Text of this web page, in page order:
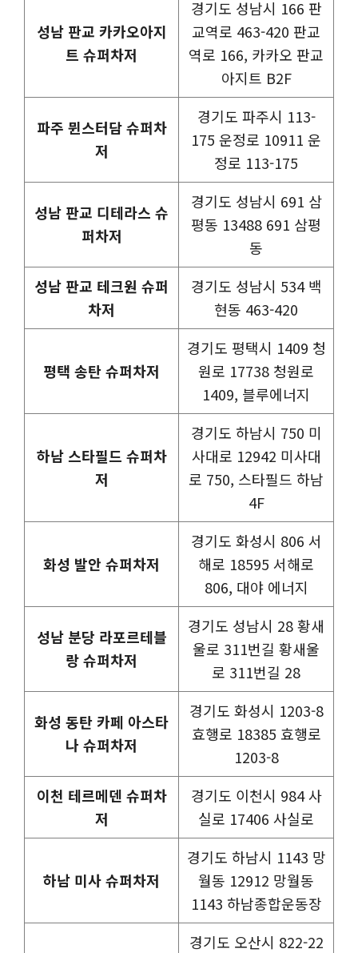
성남 판교 카카오아지
트 슈퍼차저
경기도 성남시 166 판
교역로 463-420 판교
역로 166, 카카오 판교
아지트 B2F
파주 뮌스터담 슈퍼차
저
경기도 파주시 113-
175 운정로 10911 운
정로 113-175
성남 판교 디테라스 슈
퍼차저
경기도 성남시 691 삼
평동 13488 691 삼평
동
성남 판교 테크원 슈퍼
차저
경기도 성남시 534 백
현동 463-420
평택 송탄 슈퍼차저
경기도 평택시 1409 청
원로 17738 청원로
1409, 블루에너지
하남 스타필드 슈퍼차
저
경기도 하남시 750 미
사대로 12942 미사대
로 750, 스타필드 하남
4F
화성 발안 슈퍼차저
경기도 화성시 806 서
해로 18595 서해로
806, 대야 에너지
성남 분당 라포르테블
랑 슈퍼차저
경기도 성남시 28 황새
울로 311번길 황새울
로 311번길 28
화성 동탄 카페 아스타
나 슈퍼차저
경기도 화성시 1203-8
효행로 18385 효행로
1203-8
이천 테르메덴 슈퍼차
저
경기도 이천시 984 사
실로 17406 사실로
하남 미사 슈퍼차저
경기도 하남시 1143 망
월동 12912 망월동
1143 하남종합운동장
경기도 오산시 822-22